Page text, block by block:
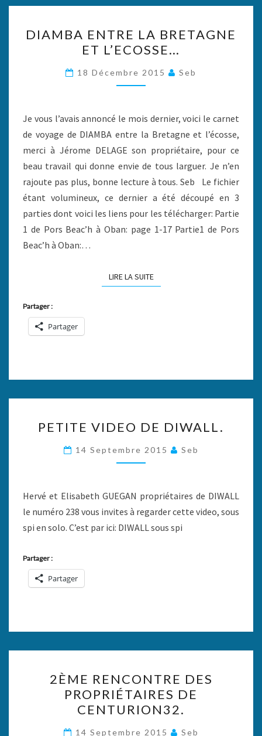
ENTRE
LA
BRETAGNE
ET
DIAMBA ENTRE LA BRETAGNE
ET L’ECOSSE…
18 Décembre 2015 Seb
Je vous l’avais annoncé le mois dernier, voici le carnet
de voyage de DIAMBA entre la Bretagne et l’écosse,
merci à Jérome DELAGE son propriétaire, pour ce
beau travail qui donne envie de tous larguer. Je n’en
rajoute pas plus, bonne lecture à tous. Seb Le fichier
étant volumineux, ce dernier a été découpé en 3
parties dont voici les liens pour les télécharger: Partie
1 de Pors Beac’h à Oban: page 1-17 Partie1 de Pors
Beac’h à Oban:…
LIRE LA SUITELIRE LA SUITE
Partager :
Partager
VIDEO
DE
DIWALL.
PETITE VIDEO DE DIWALL.
14 Septembre 2015 Seb
Hervé et Elisabeth GUEGAN propriétaires de DIWALL
le numéro 238 vous invites à regarder cette video, sous
spi en solo. C’est par ici: DIWALL sous spi
Partager :
Partager
RENCONTRE
DES
PROPRIÉTAIRES
DE
2ÈME RENCONTRE DES
PROPRIÉTAIRES DE
CENTURION32.
14 Septembre 2015 Seb